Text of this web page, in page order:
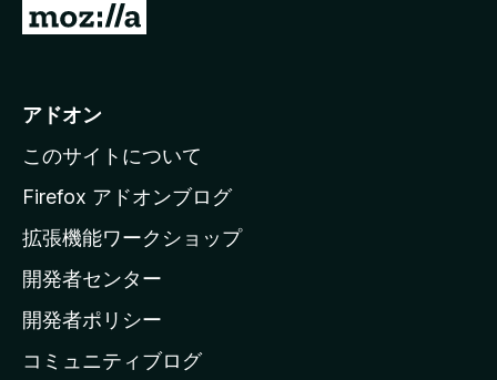
M
i
l
a
ホ
ー
ム
ー
アドオン
このサイトについて
Firefox アドオンブログ
拡張機能ワークショップ
開発者センター
開発者ポリシー
コミュニティブログ